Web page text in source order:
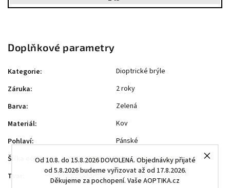
Od 10.8. do 15.8.2026 DOVOLENÁ. Objednávky přijaté
od 5.8.2026 budeme vyřizovat až od 17.8.2026.
Děkujeme za pochopení. Vaše AOPTIKA.cz
Doplňkové parametry
Kategorie:
Dioptrické brýle
Záruka:
2 roky
Barva:
Zelená
Materiál:
Kov
Pohlaví:
Pánské
Šířka očnice:
59
Tvar
Obdélníkové